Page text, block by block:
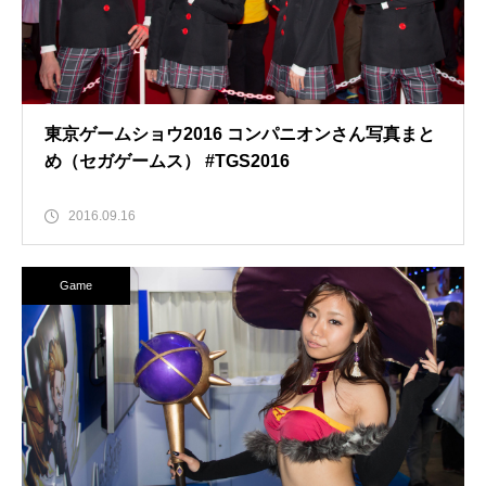
東京ゲームショウ2016 コンパニオンさん写真まと
め（セガゲームス） #TGS2016
2016.09.16
Game